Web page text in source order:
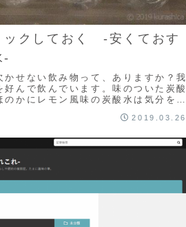
ックしておく -安くておす
-
かせない飲み物って、ありますか？我
好んで飲んでいます。味のついた炭酸
のかにレモン風味の炭酸水は気分をス
2019.03.26